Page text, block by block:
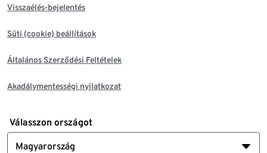
Visszaélés-bejelentés
Süti (cookie) beállítások
Általános Szerződési Feltételek
Akadálymentességi nyilatkozat
Válasszon országot
Magyarország